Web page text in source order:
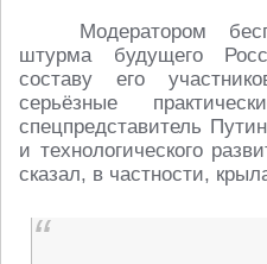
Модератором
штурма будущего
составу его
серьёзные
спецпредставитель
и технологического
сказал, в частности,